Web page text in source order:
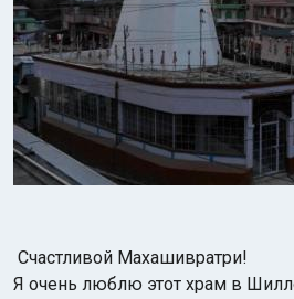
Счастливой Махашивратри!
Я очень люблю этот храм в